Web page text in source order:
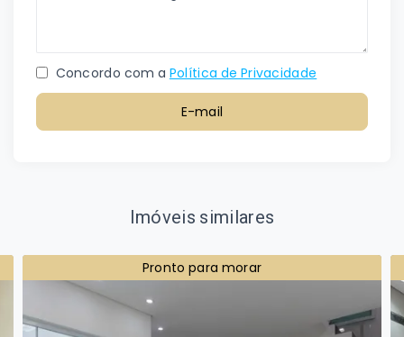
Concordo com a Política de Privacidade
E-mail
Imóveis similares
Pronto para morar